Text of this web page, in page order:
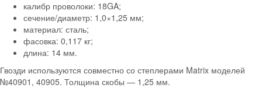
калибр проволоки: 18GA;
сечение/диаметр: 1,0×1,25 мм;
материал: сталь;
фасовка: 0,117 кг;
длина: 14 мм.
Гвозди используются совместно со степлерами Matrix моделей
№40901, 40905. Толщина скобы — 1,25 мм.